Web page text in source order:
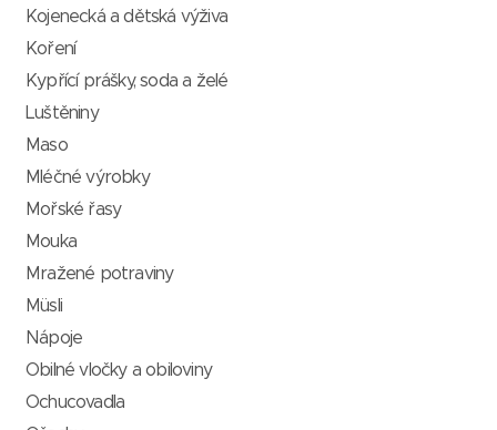
Kojenecká a dětská výživa
Koření
Kypřící prášky, soda a želé
Luštěniny
Maso
Mléčné výrobky
Mořské řasy
Mouka
Mražené potraviny
Müsli
Nápoje
Obilné vločky a obiloviny
Ochucovadla